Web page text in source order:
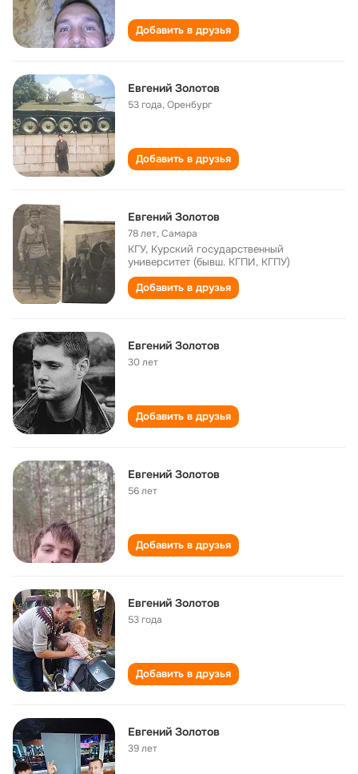
Добавить в друзья
Евгений Золотов
53 года,Оренбург
Добавить в друзья
Евгений Золотов
78 лет,Самара
КГУ, Курский государственный
университет (бывш. КГПИ, КГПУ)
Добавить в друзья
Евгений Золотов
30 лет
Добавить в друзья
Евгений Золотов
56 лет
Добавить в друзья
Евгений Золотов
53 года
Добавить в друзья
Евгений Золотов
39 лет